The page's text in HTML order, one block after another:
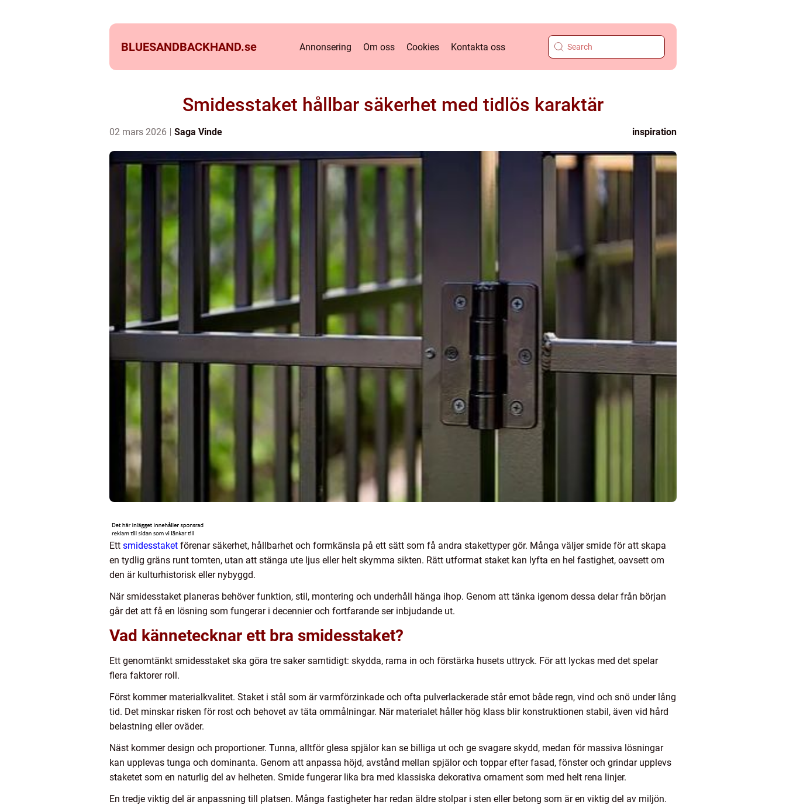
BLUESANDBACKHAND.se Annonsering Om oss Cookies Kontakta oss
Smidesstaket hållbar säkerhet med tidlös karaktär
02 mars 2026 Saga Vinde inspiration
Ett smidesstaket förenar säkerhet, hållbarhet och formkänsla på ett sätt som få andra stakettyper gör. Många väljer smide för att skapa
en tydlig gräns runt tomten, utan att stänga ute ljus eller helt skymma sikten. Rätt utformat staket kan lyfta en hel fastighet, oavsett om
den är kulturhistorisk eller nybyggd.
När smidesstaket planeras behöver funktion, stil, montering och underhåll hänga ihop. Genom att tänka igenom dessa delar från början
går det att få en lösning som fungerar i decennier och fortfarande ser inbjudande ut.
Vad kännetecknar ett bra smidesstaket?
Ett genomtänkt smidesstaket ska göra tre saker samtidigt: skydda, rama in och förstärka husets uttryck. För att lyckas med det spelar
flera faktorer roll.
Först kommer materialkvalitet. Staket i stål som är varmförzinkade och ofta pulverlackerade står emot både regn, vind och snö under lång
tid. Det minskar risken för rost och behovet av täta ommålningar. När materialet håller hög klass blir konstruktionen stabil, även vid hård
belastning eller oväder.
Näst kommer design och proportioner. Tunna, alltför glesa spjälor kan se billiga ut och ge svagare skydd, medan för massiva lösningar
kan upplevas tunga och dominanta. Genom att anpassa höjd, avstånd mellan spjälor och toppar efter fasad, fönster och grindar upplevs
staketet som en naturlig del av helheten. Smide fungerar lika bra med klassiska dekorativa ornament som med helt rena linjer.
En tredje viktig del är anpassning till platsen. Många fastigheter har redan äldre stolpar i sten eller betong som är en viktig del av miljön.